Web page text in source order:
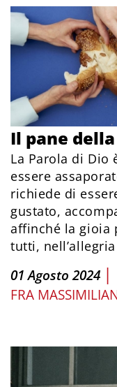
Il pane
La Parola di Dio
essere
richiede di
gustato,
affinché la gioia
tutti,
01 Agosto 2024 |
FRA